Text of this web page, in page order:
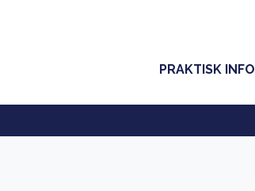
PRAKTISK INFO